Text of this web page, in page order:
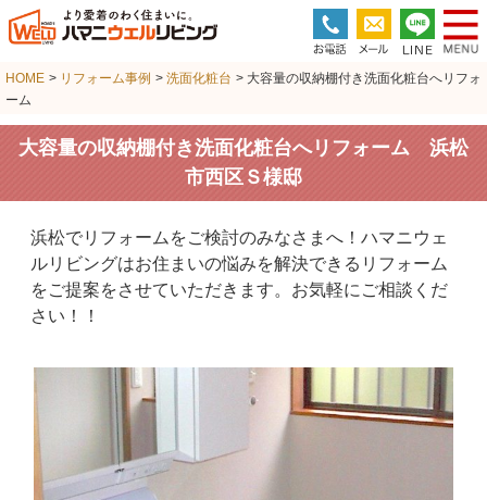
HOME > リフォーム事例 > 洗面化粧台 > 大容量の収納棚付き洗面化粧台へリフォ
ーム
大容量の収納棚付き洗面化粧台へリフォーム 浜松
市西区Ｓ様邸
浜松でリフォームをご検討のみなさまへ！ハマニウェ
ルリビングはお住まいの悩みを解決できるリフォーム
をご提案をさせていただきます。お気軽にご相談くだ
さい！！